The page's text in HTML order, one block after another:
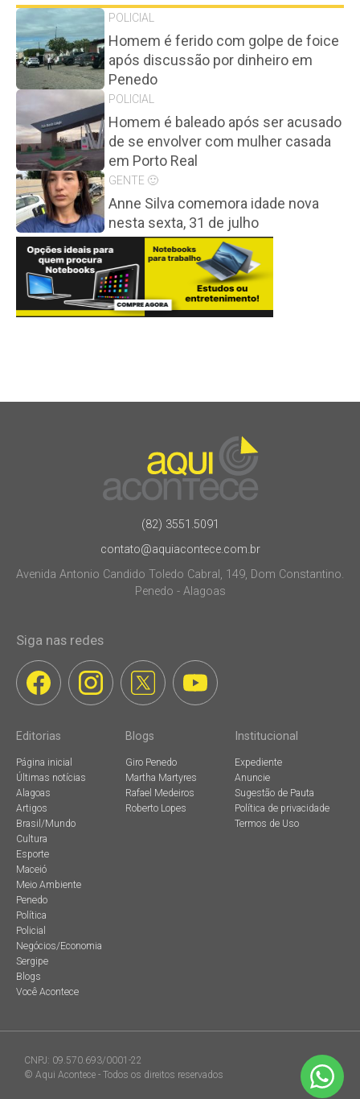
POLICIAL
Homem é ferido com golpe de foice
após discussão por dinheiro em
Penedo
POLICIAL
Homem é baleado após ser acusado
de se envolver com mulher casada
em Porto Real
GENTE 🙂
Anne Silva comemora idade nova
nesta sexta, 31 de julho
(82) 3551.5091
contato@aquiacontece.com.br
Avenida Antonio Candido Toledo Cabral, 149, Dom Constantino.
Penedo - Alagoas
Siga nas redes
Editorias
Página inicial
Últimas notícias
Alagoas
Artigos
Brasil/Mundo
Cultura
Esporte
Maceió
Meio Ambiente
Penedo
Política
Policial
Negócios/Economia
Sergipe
Blogs
Você Acontece
Blogs
Giro Penedo
Martha Martyres
Rafael Medeiros
Roberto Lopes
Institucional
Expediente
Anuncie
Sugestão de Pauta
Política de privacidade
Termos de Uso
CNPJ: 09.570.693/0001-22
© Aqui Acontece - Todos os direitos reservados